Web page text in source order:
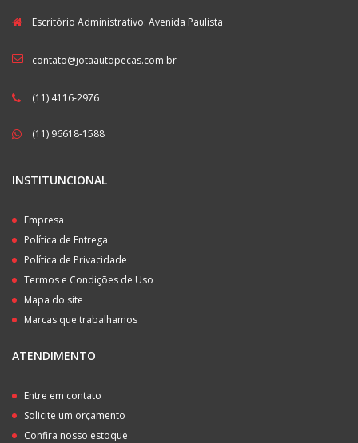
Escritório Administrativo: Avenida Paulista
contato@jotaautopecas.com.br
(11) 4116-2976
(11) 96618-1588
INSTITUNCIONAL
Empresa
Política de Entrega
Política de Privacidade
Termos e Condições de Uso
Mapa do site
Marcas que trabalhamos
ATENDIMENTO
Entre em contato
Solicite um orçamento
Confira nosso estoque